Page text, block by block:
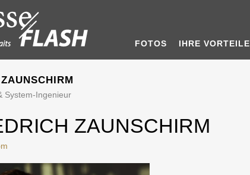
FOTOS IHRE VORTEILE
System-Ingenieur
ZAUNSCHIRM